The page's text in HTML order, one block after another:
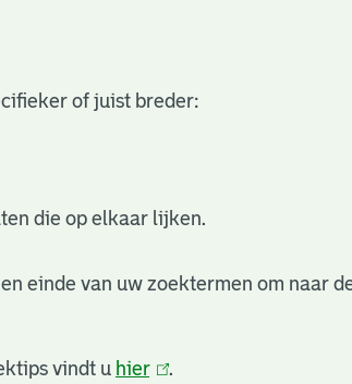
of juist breder:
die op elkaar lijken.
einde van uw zoektermen om naar
vindt u hier(link
.